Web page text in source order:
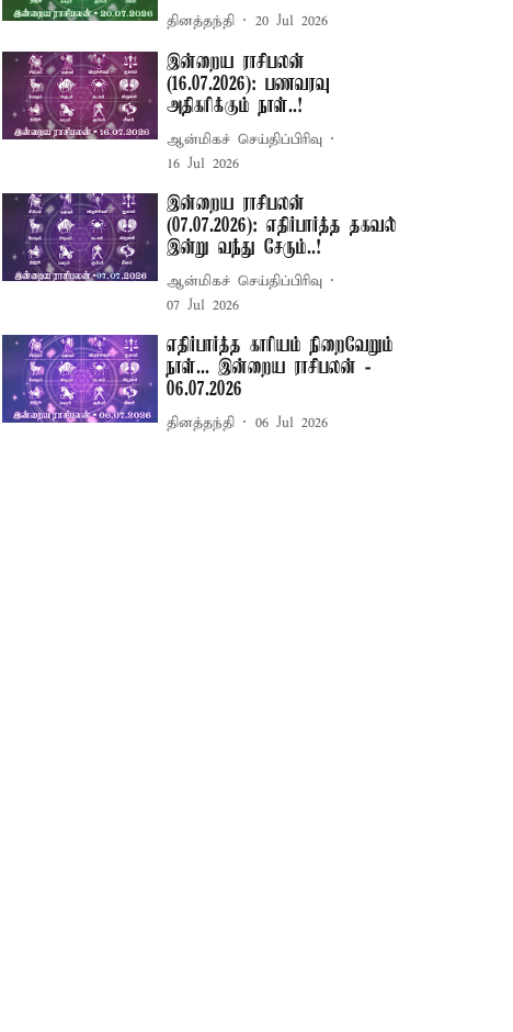
தினத்தந்தி 20 Jul 2026
இன்றைய ராசிபலன்
(16.07.2026): பணவரவு
அதிகரிக்கும் நாள்..!
ஆன்மிகச் செய்திப்பிரிவு
16 Jul 2026
இன்றைய ராசிபலன்
(07.07.2026): எதிர்பார்த்த தகவல்
இன்று வந்து சேரும்..!
ஆன்மிகச் செய்திப்பிரிவு
07 Jul 2026
எதிர்பார்த்த காரியம் நிறைவேறும்
நாள்... இன்றைய ராசிபலன் -
06.07.2026
தினத்தந்தி 06 Jul 2026